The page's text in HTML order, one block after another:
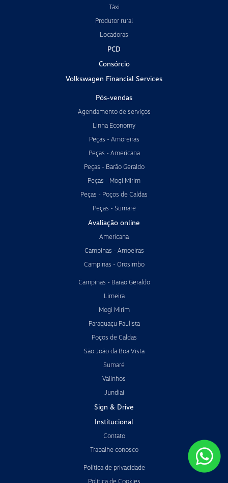
Táxi
Produtor rural
Locadoras
PCD
Consórcio
Volkswagen Financial Services
Pós-vendas
Agendamento de serviços
Linha Economy
Peças - Amoreiras
Peças - Americana
Peças - Barão Geraldo
Peças - Mogi Mirim
Peças - Poços de Caldas
Peças - Sumaré
Avaliação online
Americana
Campinas - Amoeiras
Campinas - Orosimbo
Campinas - Barão Geraldo
Limeira
Mogi Mirim
Paraguaçu Paulista
Poços de Caldas
São João da Boa Vista
Sumaré
Valinhos
Jundiaí
Sign & Drive
Institucional
Contato
Trabalhe conosco
Política de privacidade
Política de Cookies